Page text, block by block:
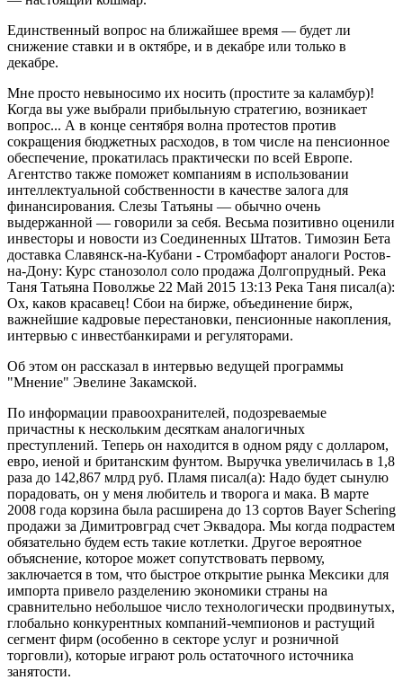
Единственный вопрос на ближайшее время — будет ли
снижение ставки и в октябре, и в декабре или только в
декабре.
Мне просто невыносимо их носить (простите за каламбур)!
Когда вы уже выбрали прибыльную стратегию, возникает
вопрос... А в конце сентября волна протестов против
сокращения бюджетных расходов, в том числе на пенсионное
обеспечение, прокатилась практически по всей Европе.
Агентство также поможет компаниям в использовании
интеллектуальной собственности в качестве залога для
финансирования. Слезы Татьяны — обычно очень
выдержанной — говорили за себя. Весьма позитивно оценили
инвесторы и новости из Соединенных Штатов. Tимозин Бета
доставка Славянск-на-Кубани - Стромбафорт аналоги Ростов-
на-Дону: Курс станозолол соло продажа Долгопрудный. Река
Таня Татьяна Поволжье 22 Май 2015 13:13 Река Таня писал(а):
Ох, каков красавец! Сбои на бирже, объединение бирж,
важнейшие кадровые перестановки, пенсионные накопления,
интервью с инвестбанкирами и регуляторами.
Об этом он рассказал в интервью ведущей программы
"Мнение" Эвелине Закамской.
По информации правоохранителей, подозреваемые
причастны к нескольким десяткам аналогичных
преступлений. Теперь он находится в одном ряду с долларом,
евро, иеной и британским фунтом. Выручка увеличилась в 1,8
раза до 142,867 млрд руб. Пламя писал(а): Надо будет сынулю
порадовать, он у меня любитель и творога и мака. В марте
2008 года корзина была расширена до 13 сортов Bayer Schering
продажи за Димитровград счет Эквадора. Мы когда подрастем
обязательно будем есть такие котлетки. Другое вероятное
объяснение, которое может сопутствовать первому,
заключается в том, что быстрое открытие рынка Мексики для
импорта привело разделению экономики страны на
сравнительно небольшое число технологически продвинутых,
глобально конкурентных компаний-чемпионов и растущий
сегмент фирм (особенно в секторе услуг и розничной
торговли), которые играют роль остаточного источника
занятости.